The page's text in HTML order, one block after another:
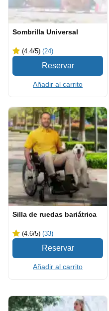
Sombrilla Universal
(4.4/5) (24)
Añadir al carrito
Silla de ruedas bariátrica
(4.6/5) (33)
Añadir al carrito